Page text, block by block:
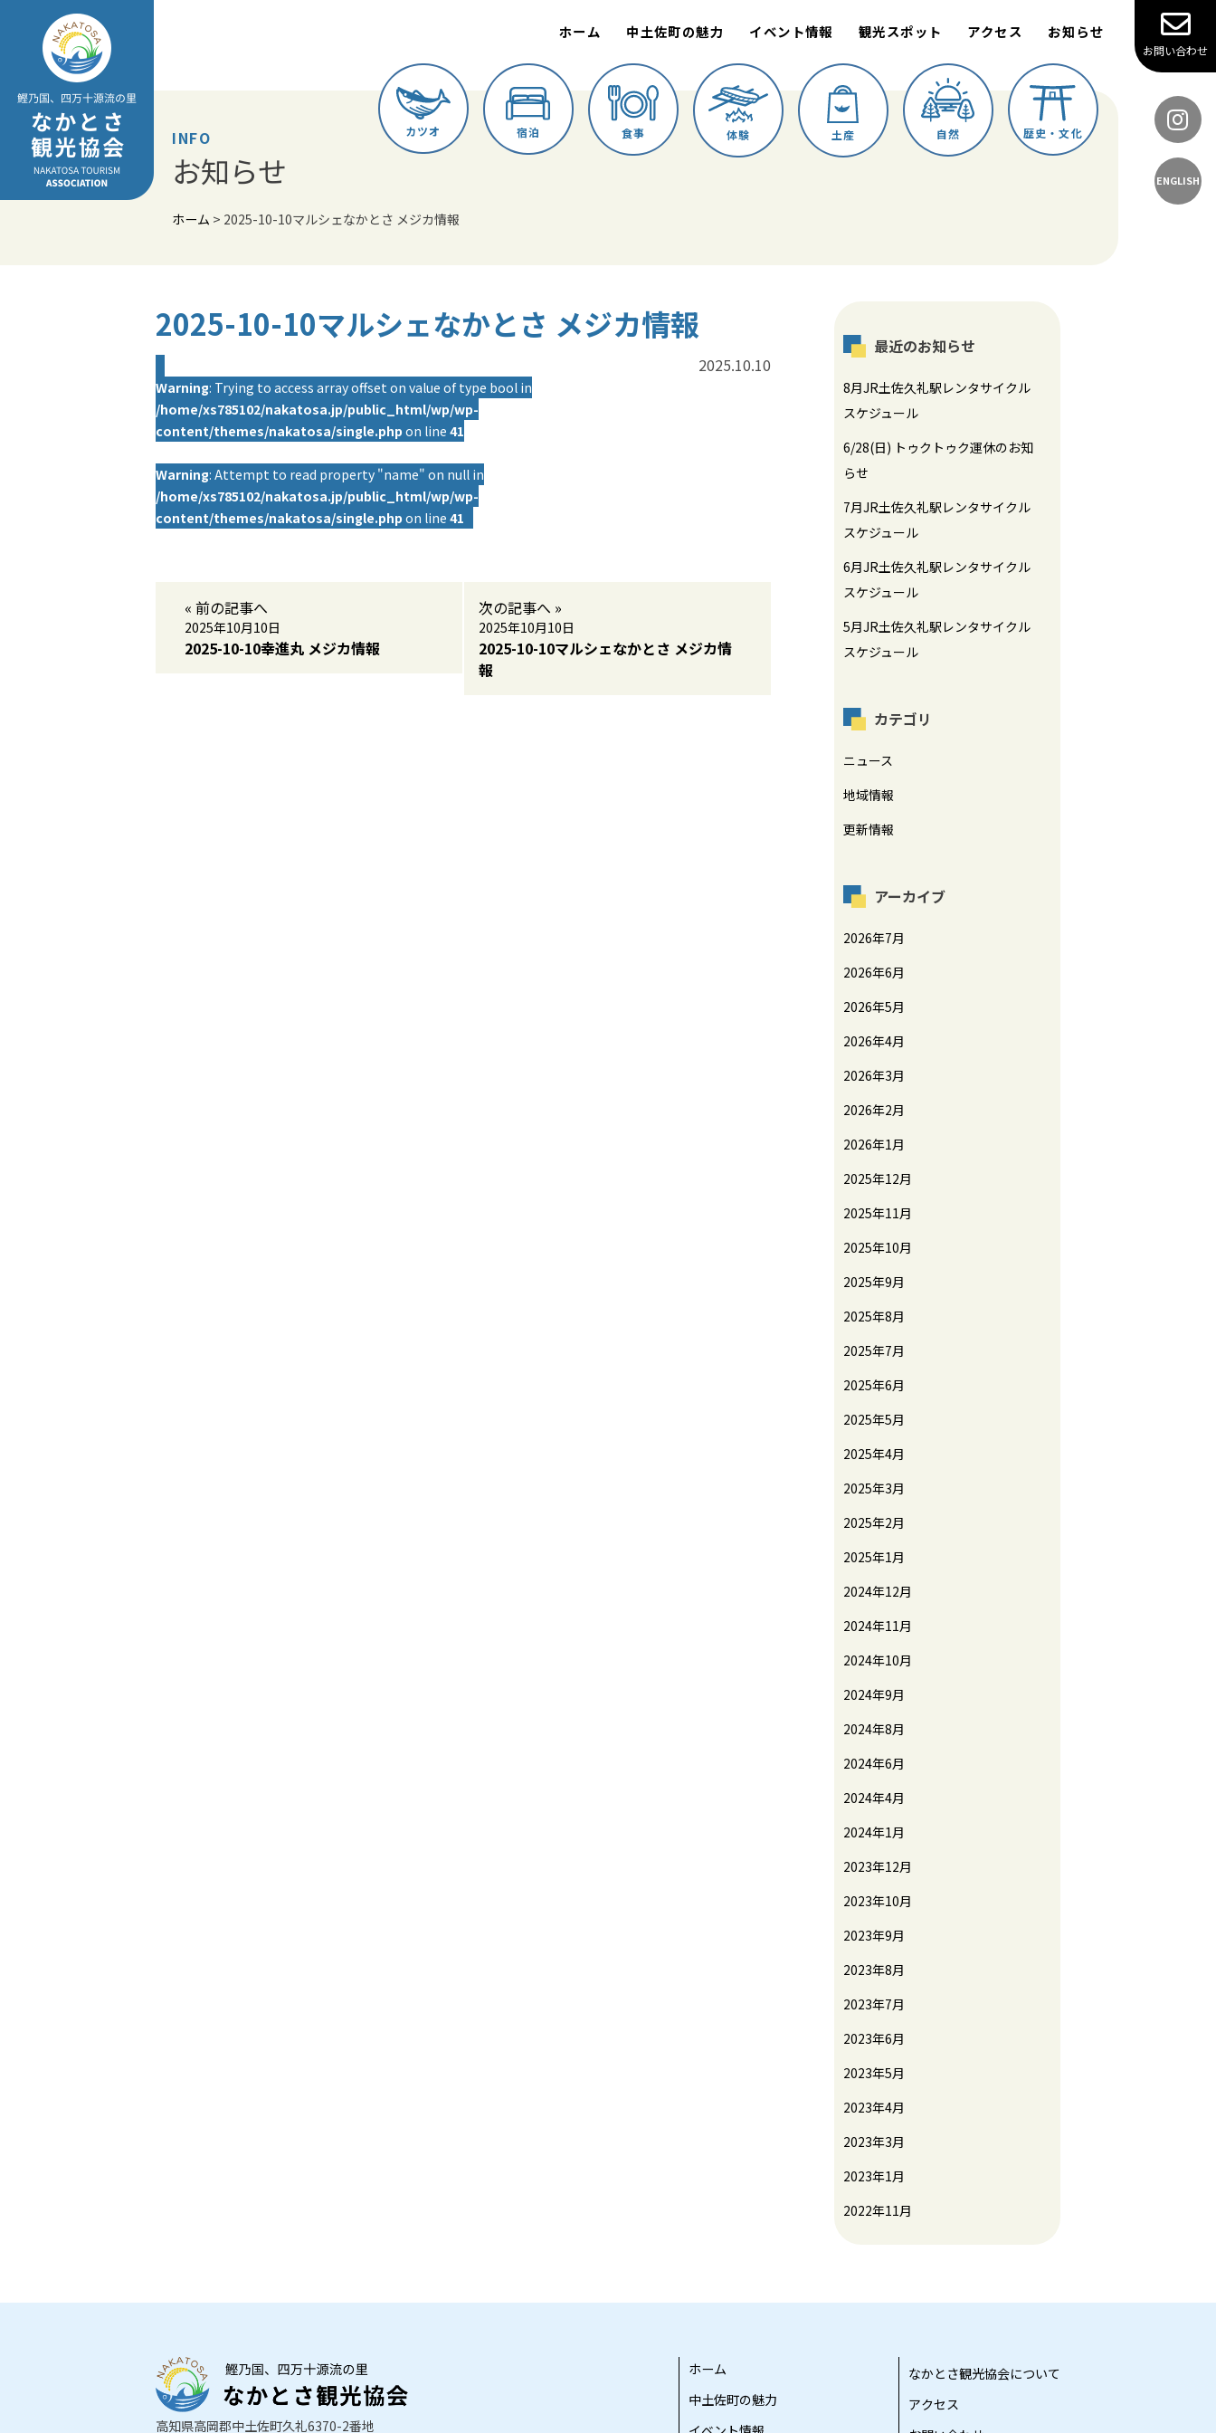
content
ホーム 中土佐町の魅力 イベント情報 観光スポット アクセス お知らせ
お問い合わせ
ENGLISH
カツオ 宿泊 食事 体験 土産 自然 歴史・文化
INFO
お知らせ
ホーム > 2025-10-10マルシェなかとさ メジカ情報
2025-10-10マルシェなかとさ メジカ情報
Warning: Trying to access array offset on value of type bool in
/home/xs785102/nakatosa.jp/public_html/wp/wp-
content/themes/nakatosa/single.php on line 41
Warning: Attempt to read property "name" on null in
/home/xs785102/nakatosa.jp/public_html/wp/wp-
content/themes/nakatosa/single.php on line 41
2025.10.10
« 前の記事へ
2025年10月10日
2025-10-10幸進丸 メジカ情報
次の記事へ »
2025年10月10日
2025-10-10マルシェなかとさ メジカ情
報
最近のお知らせ
8月JR土佐久礼駅レンタサイクル
スケジュール
6/28(日) トゥクトゥク運休のお知
らせ
7月JR土佐久礼駅レンタサイクル
スケジュール
6月JR土佐久礼駅レンタサイクル
スケジュール
5月JR土佐久礼駅レンタサイクル
スケジュール
カテゴリ
ニュース
地域情報
更新情報
アーカイブ
2026年7月
2026年6月
2026年5月
2026年4月
2026年3月
2026年2月
2026年1月
2025年12月
2025年11月
2025年10月
2025年9月
2025年8月
2025年7月
2025年6月
2025年5月
2025年4月
2025年3月
2025年2月
2025年1月
2024年12月
2024年11月
2024年10月
2024年9月
2024年8月
2024年6月
2024年4月
2024年1月
2023年12月
2023年10月
2023年9月
2023年8月
2023年7月
2023年6月
2023年5月
2023年4月
2023年3月
2023年1月
2022年11月
高知県高岡郡中土佐町久礼6370-2番地
ホーム
中土佐町の魅力
なかとさ観光協会について
アクセス